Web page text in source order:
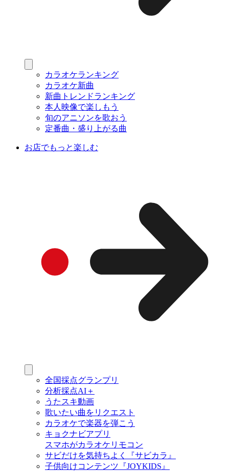
カラオケランキング
カラオケ新曲
新曲トレンドランキング
本人映像で楽しもう
旬のアニソンを歌おう
定番曲・盛り上がる曲
お店でもっと楽しむ
全国採点グランプリ
分析採点AI＋
うたスキ動画
歌いたい曲をリクエスト
カラオケで楽器を弾こう
キョクナビアプリ
スマホがカラオケリモコン
サビだけを気持ちよく『サビカラ』
子供向けコンテンツ『JOYKIDS』